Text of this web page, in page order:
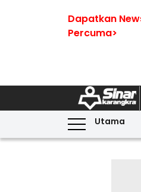
Dapatkan
Percuma>
Utama